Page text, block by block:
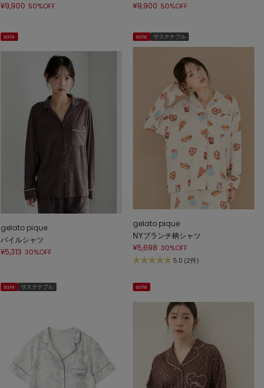
¥9,900 50%OFF ¥9,900 50%OFF
sale
gelato pique
パイルシャツ
¥5,313 30%OFF
sale サステナブル
gelato pique
NYブランチ柄シャツ
¥5,698 30%OFF
5.0 (2件)
sale サステナブル sale